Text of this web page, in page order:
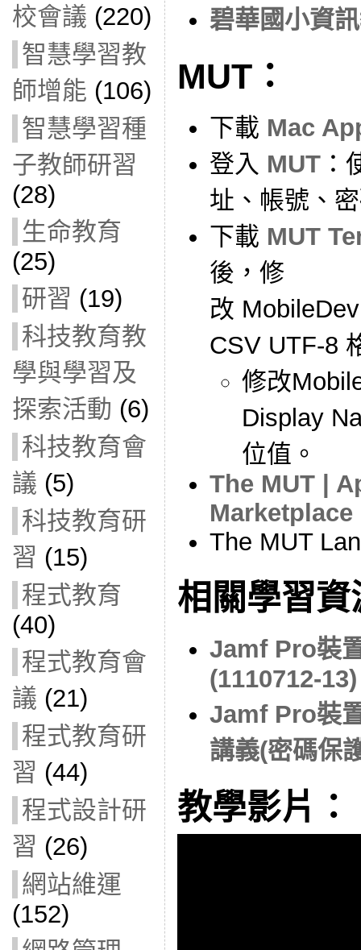
校會議 (220)
智慧學習教
師增能 (106)
智慧學習種
子教師研習
(28)
生命教育
(25)
研習 (19)
科技教育教
學與學習及
探索活動 (6)
科技教育會
議 (5)
科技教育研
習 (15)
程式教育
(40)
程式教育會
議 (21)
程式教育研
習 (44)
程式設計研
習 (26)
網站維運
(152)
碧華國小資
MUT：
下載 Mac
登入 MUT：
址、帳號、
下載 MUT
後，修
改
CSV UTF-8
修改
Display
位值。
The MUT |
Marketplace
The MUT
相關學習資
Jamf Pro裝
(1110712-13)
Jamf Pro裝
講義(密碼保
教學影片：